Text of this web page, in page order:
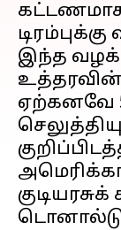
கட்டணமாக
இந்த
ஏற்கனவே
டொனால்டு